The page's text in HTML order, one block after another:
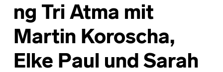
ng Tri Atma mit
Martin Koroscha,
Elke Paul und Sarah